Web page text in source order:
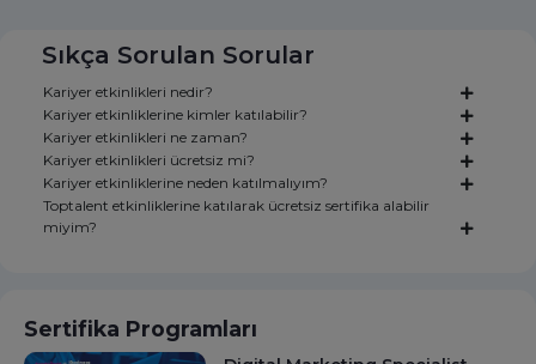
Sıkça Sorulan Sorular
Kariyer etkinlikleri nedir?
Kariyer etkinliklerine kimler katılabilir?
Kariyer etkinlikleri ne zaman?
Kariyer etkinlikleri ücretsiz mi?
Kariyer etkinliklerine neden katılmalıyım?
Toptalent etkinliklerine katılarak ücretsiz sertifika alabilir
miyim?
Sertifika Programları